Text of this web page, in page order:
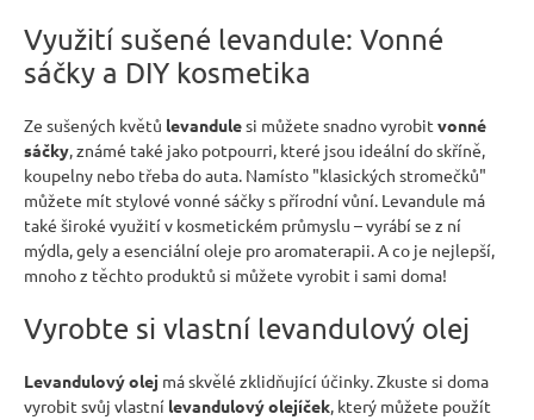
Využití sušené levandule: Vonné
sáčky a DIY kosmetika
Ze sušených květů levandulesi můžete snadno vyrobit vonné
sáčky, známé také jako potpourri, které jsou ideální do skříně,
koupelny nebo třeba do auta. Namísto "klasických stromečků"
můžete mít stylové vonné sáčky s přírodní vůní. Levandule má
také široké využití v kosmetickém průmyslu – vyrábí se z ní
mýdla, gely a esenciální oleje pro aromaterapii. A co je nejlepší,
mnoho z těchto produktů si můžete vyrobit i sami doma!
Vyrobte si vlastní levandulový olej
Levandulový olej má skvělé zklidňující účinky. Zkuste si doma
vyrobit svůj vlastní levandulový olejíček, který můžete použít
?
HLEDAT
D
p
r